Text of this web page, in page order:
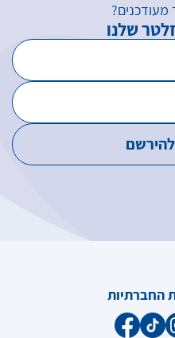
מעודכנים?
שלנו
החברתיות